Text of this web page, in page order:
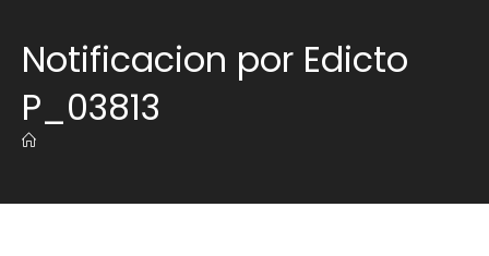
Notificacion por Edicto
P_03813